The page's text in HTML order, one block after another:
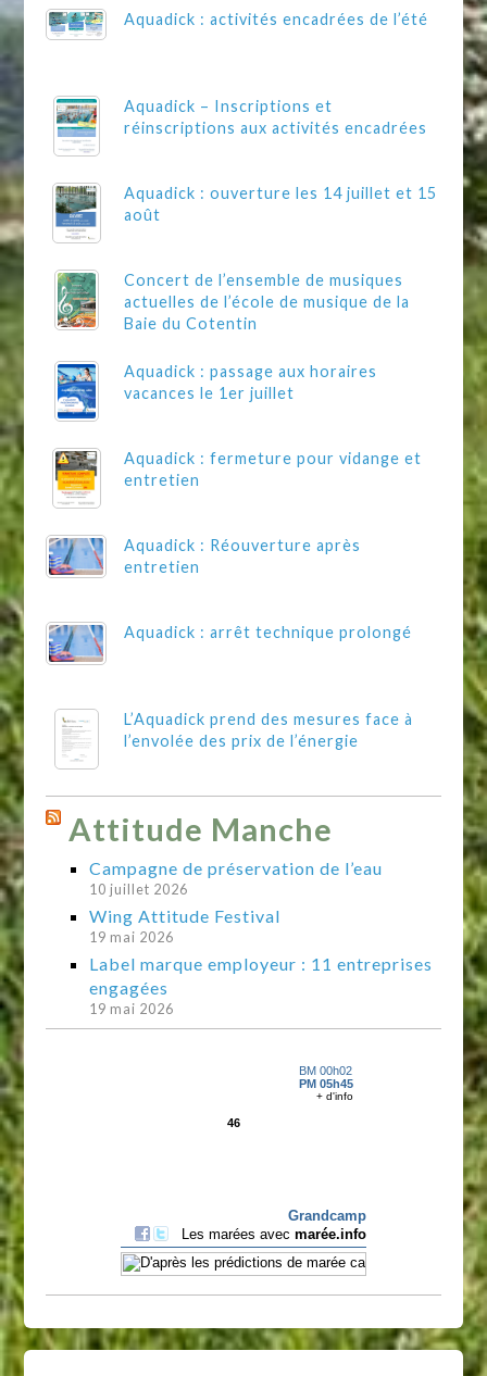
Aquadick : activités encadrées de l’été
Aquadick – Inscriptions et
réinscriptions aux activités encadrées
Aquadick : ouverture les 14 juillet et 15
août
Concert de l’ensemble de musiques
actuelles de l’école de musique de la
Baie du Cotentin
Aquadick : passage aux horaires
vacances le 1er juillet
Aquadick : fermeture pour vidange et
entretien
Aquadick : Réouverture après
entretien
Aquadick : arrêt technique prolongé
L’Aquadick prend des mesures face à
l’envolée des prix de l’énergie
Attitude Manche
Campagne de préservation de l’eau
10 juillet 2026
Wing Attitude Festival
19 mai 2026
Label marque employeur : 11 entreprises
engagées
19 mai 2026